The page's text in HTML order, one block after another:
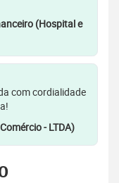
(Hospital e
com cordialidade
- LTDA)